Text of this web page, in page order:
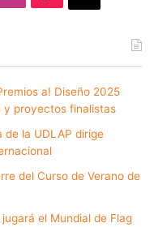
a! Diseño 2025
y proyectos finalistas
de la UDLAP dirige
del Curso de Verano de
el Mundial de Flag